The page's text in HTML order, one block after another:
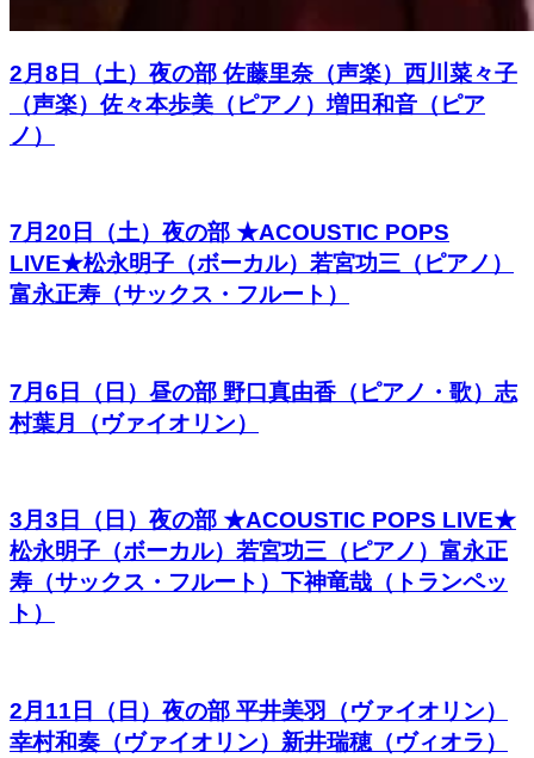
2月8日（土）夜の部 佐藤里奈（声楽）西川菜々子
（声楽）佐々本歩美（ピアノ）増田和音（ピア
ノ）
7月20日（土）夜の部 ★ACOUSTIC POPS
LIVE★松永明子（ボーカル）若宮功三（ピアノ）
富永正寿（サックス・フルート）
7月6日（日）昼の部 野口真由香（ピアノ・歌）志
村葉月（ヴァイオリン）
3月3日（日）夜の部 ★ACOUSTIC POPS LIVE★
松永明子（ボーカル）若宮功三（ピアノ）富永正
寿（サックス・フルート）下神竜哉（トランペッ
ト）
2月11日（日）夜の部 平井美羽（ヴァイオリン）
幸村和奏（ヴァイオリン）新井瑞穂（ヴィオラ）